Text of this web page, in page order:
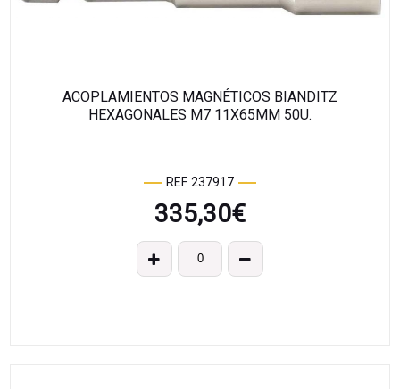
ACOPLAMIENTOS MAGNÉTICOS BIANDITZ
HEXAGONALES M7 11X65MM 50U.
REF. 237917
335,30€